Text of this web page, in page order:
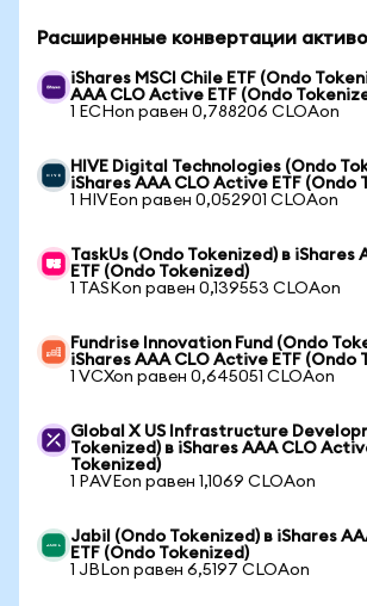
Расширенные конвертации
iShares MSCI Chile ETF (Ondo
AAA CLO Active ETF (Ondo
1 ECHon равен 0,788206 CLOAon
HIVE Digital Technologies (Ondo
iShares AAA CLO Active ETF (Ondo
1 HIVEon равен 0,052901 CLOAon
TaskUs (Ondo Tokenized) в iShares
ETF (Ondo Tokenized)
1 TASKon равен 0,139553 CLOAon
Fundrise Innovation Fund (Ondo
iShares AAA CLO Active ETF (Ondo
1 VCXon равен 0,645051 CLOAon
Global X US Infrastructure
Tokenized) в iShares AAA CLO
Tokenized)
1 PAVEon равен 1,1069 CLOAon
Jabil (Ondo Tokenized) в iShares
ETF (Ondo Tokenized)
1 JBLon равен 6,5197 CLOAon